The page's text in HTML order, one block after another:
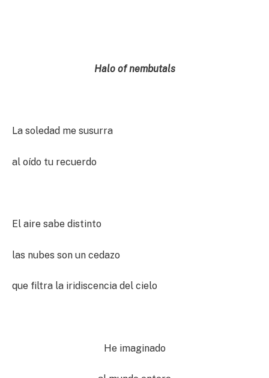
Halo of nembutals
La soledad me susurra
al oído tu recuerdo
El aire sabe distinto
las nubes son un cedazo
que filtra la iridiscencia del cielo
He imaginado